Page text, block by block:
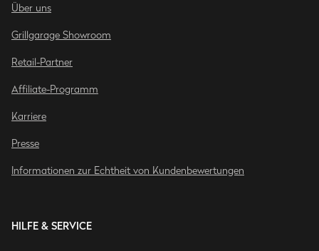
Über uns
Grillgarage Showroom
Retail-Partner
Affiliate-Programm
Karriere
Presse
Informationen zur Echtheit von Kundenbewertungen
HILFE & SERVICE